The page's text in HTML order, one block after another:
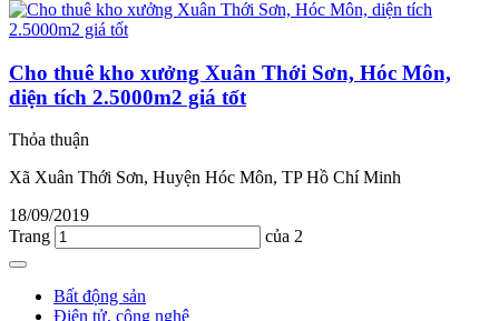
Cho thuê kho xưởng Xuân Thới Sơn, Hóc Môn,
diện tích 2.5000m2 giá tốt
Thỏa thuận
Xã Xuân Thới Sơn, Huyện Hóc Môn, TP Hồ Chí Minh
18/09/2019
Trang
của 2
Bất động sản
Điện tử, công nghệ